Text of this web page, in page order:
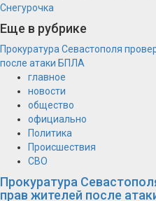
Снегурочка
Еще в рубрике
Прокуратура Севастополя
после атаки БПЛА
главное
новости
общество
официально
Политика
Происшествия
СВО
Прокуратура
прав жителей после